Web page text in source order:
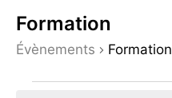
Formation
Évènements Formation